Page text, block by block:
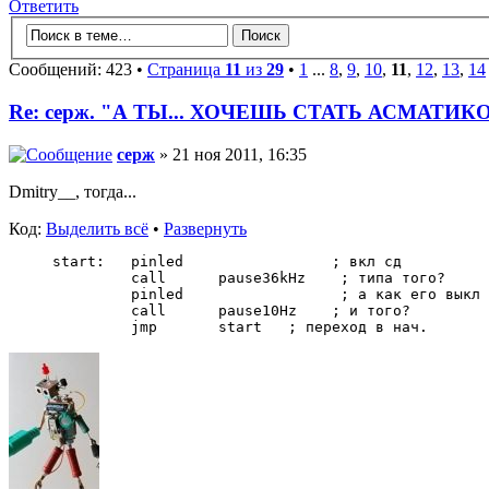
Ответить
Сообщений: 423 • Страница 11 из 29 • 1 ... 8, 9, 10, 11, 12, 13, 14
Re: серж. "А ТЫ... ХОЧЕШЬ СТАТЬ
серж » 21 ноя 2011, 16:35
Dmitry__, тогда...
Код: Выделить всё • Развернуть
start:   pinled                 ; вкл сд
call      pause36kHz    ; типа того?
pinled                  ; а как его выкл
call      pause10Hz    ; и того?
jmp       start   ; переход в нач.